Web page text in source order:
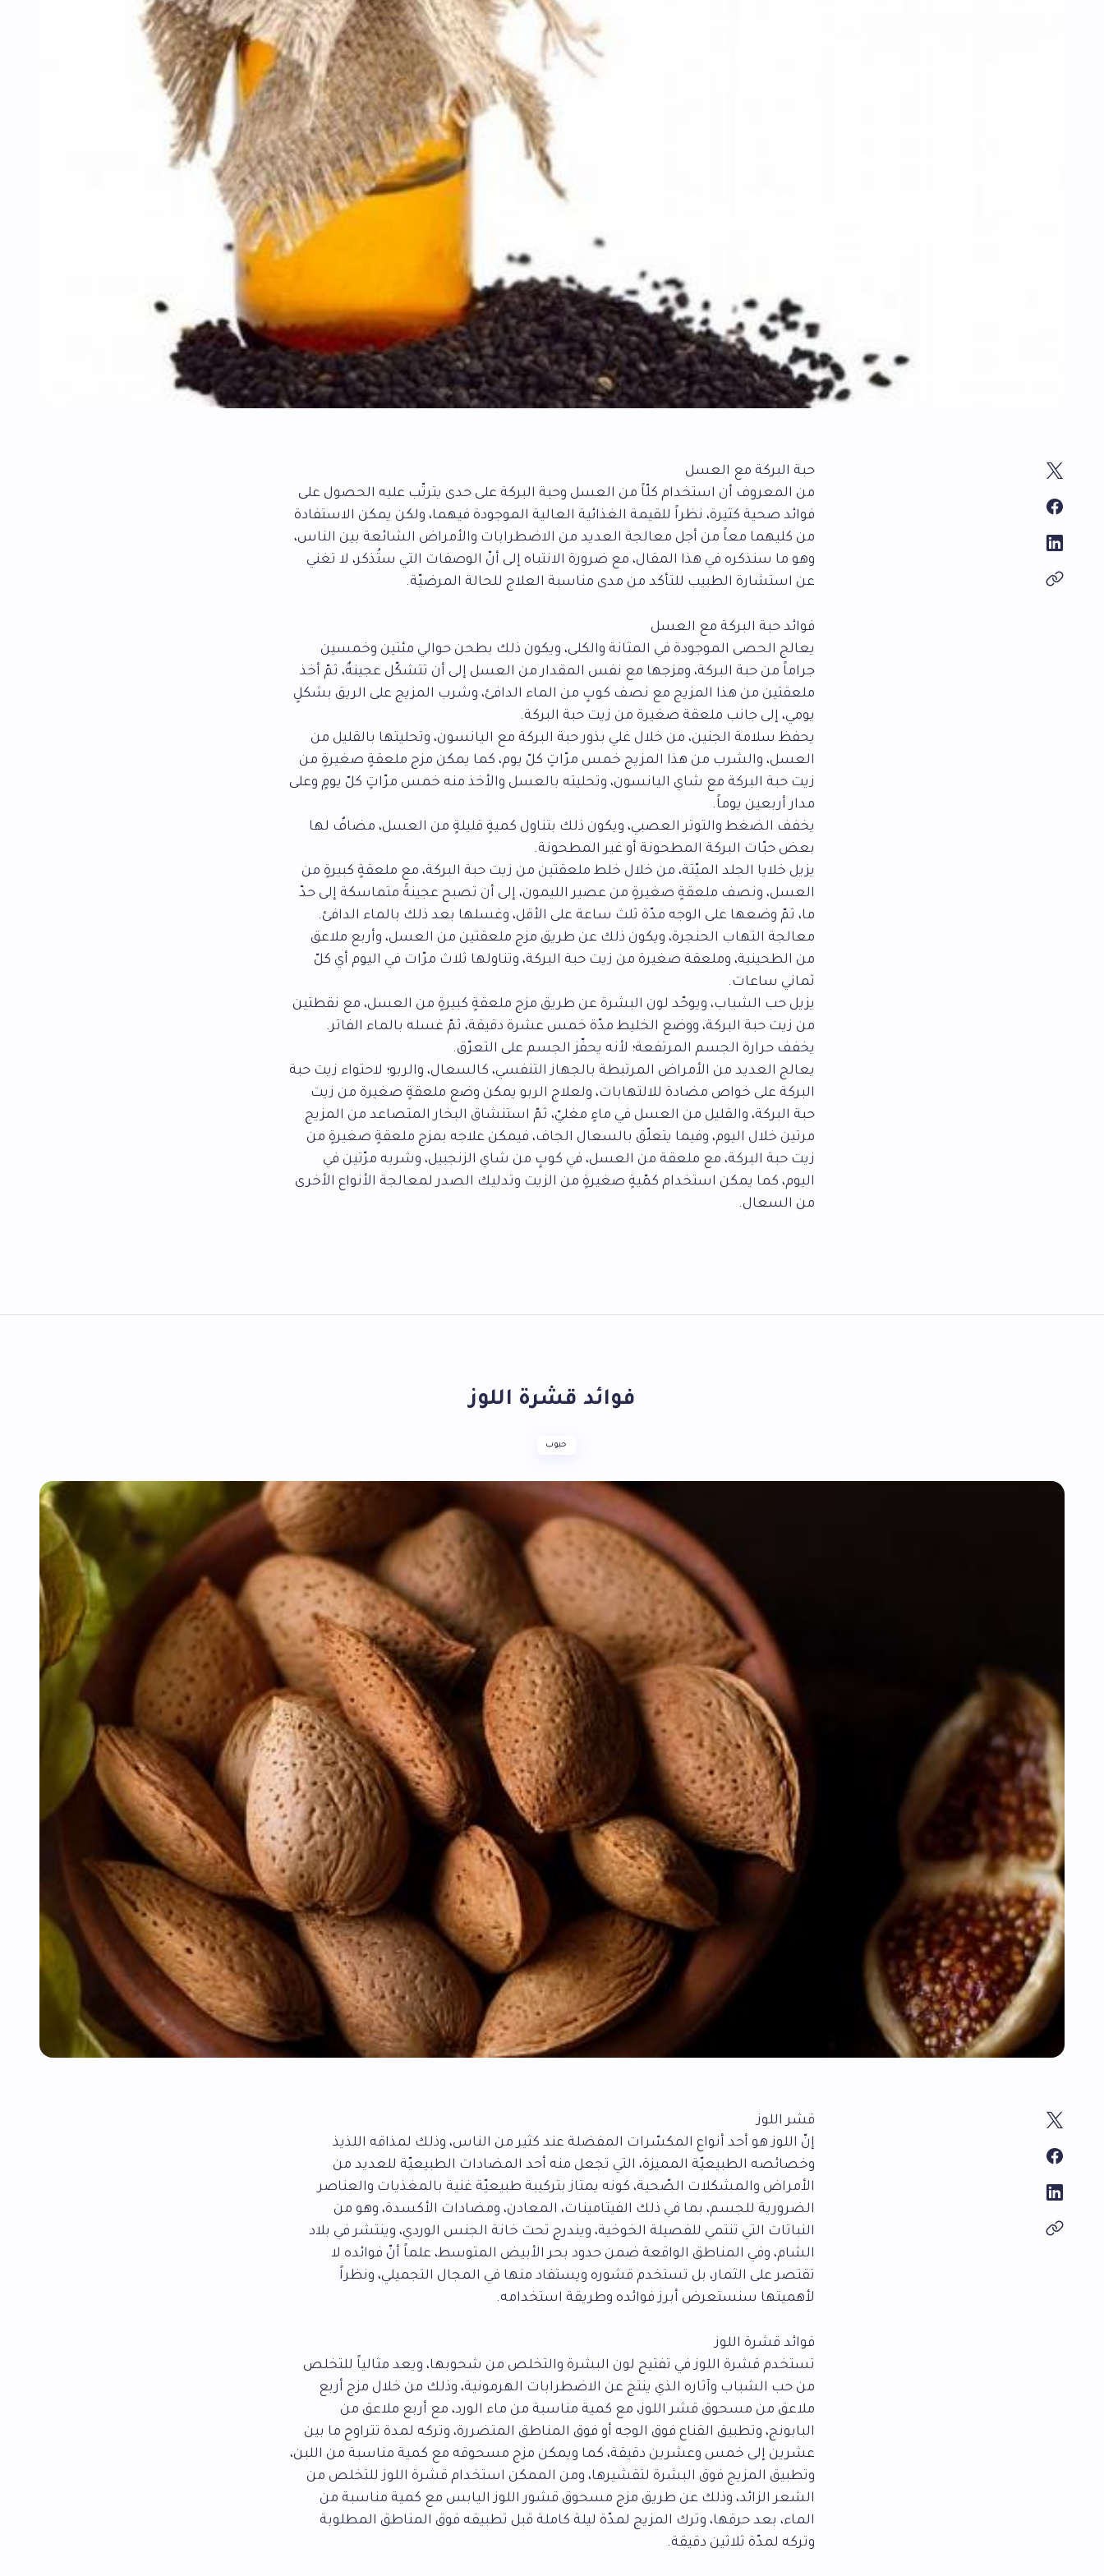
حبة البركة مع العسل
من المعروف أن استخدام كلّاً من العسل وحبة البركة على حدى يترتّب عليه الحصول على
فوائد صحية كثيرة، نظراً للقيمة الغذائية العالية الموجودة فيهما، ولكن يمكن الاستفادة
من كليهما معاً من أجل معالجة العديد من الاضطرابات والأمراض الشائعة بين الناس،
وهو ما سنذكره في هذا المقال، مع ضرورة الانتباه إلى أنّ الوصفات التي ستُذكر، لا تغني
عن استشارة الطبيب للتأكد من مدى مناسبة العلاج للحالة المرضيّة.
فوائد حبة البركة مع العسل
يعالج الحصى الموجودة في المثانة والكلى، ويكون ذلك بطحن حوالي مئتين وخمسين
جراماً من حبة البركة، ومزجها مع نفس المقدار من العسل إلى أن تتشكّل عجينةٌ، ثمّ أخذ
ملعقتين من هذا المزيج مع نصف كوبٍ من الماء الدافئ، وشرب المزيج على الريق بشكلٍ
يومي، إلى جانب ملعقة صغيرة من زيت حبة البركة.
يحفظ سلامة الجنين، من خلال غلي بذور حبة البركة مع اليانسون، وتحليتها بالقليل من
العسل، والشرب من هذا المزيج خمس مرّاتٍ كلّ يوم، كما يمكن مزج ملعقةٍ صغيرةٍ من
زيت حبة البركة مع شاي اليانسون، وتحليته بالعسل والأخذ منه خمس مرّاتٍ كلّ يومٍ وعلى
مدار أربعين يوماً.
يخفف الضغط والتوتر العصبي، ويكون ذلك بتناول كميةٍ قليلةٍ من العسل، مضافٌ لها
بعض حبّات البركة المطحونة أو غير المطحونة.
يزيل خلايا الجلد الميّتة، من خلال خلط ملعقتين من زيت حبة البركة، مع ملعقةٍ كبيرةٍ من
العسل، ونصف ملعقةٍ صغيرةٍ من عصير الليمون، إلى أن تصبح عجينةً متماسكة إلى حدّ
ما، ثمّ وضعها على الوجه مدّة ثلث ساعة على الأقل، وغسلها بعد ذلك بالماء الدافئ.
معالجة التهاب الحنجرة، ويكون ذلك عن طريق مزج ملعقتين من العسل، وأربع ملاعق
من الطحينية، وملعقة صغيرة من زيت حبة البركة، وتناولها ثلاث مرّات في اليوم أي كلّ
ثماني ساعات.
يزيل حب الشباب، ويوحّد لون البشرة عن طريق مزج ملعقةٍ كبيرةٍ من العسل، مع نقطتين
من زيت حبة البركة، ووضع الخليط مدّة خمس عشرة دقيقة، ثمّ غسله بالماء الفاتر.
يخفف حرارة الجسم المرتفعة؛ لأنه يحفّز الجسم على التعرّق.
يعالج العديد من الأمراض المرتبطة بالجهاز التنفسي، كالسعال، والربو؛ لاحتواء زيت حبة
البركة على خواص مضادة للالتهابات، ولعلاج الربو يمكن وضع ملعقةٍ صغيرة من زيت
حبة البركة، والقليل من العسل في ماءٍ مغليّ، ثمّ استنشاق البخار المتصاعد من المزيج
مرتين خلال اليوم، وفيما يتعلّق بالسعال الجاف، فيمكن علاجه بمزج ملعقةٍ صغيرةٍ من
زيت حبة البركة، مع ملعقة من العسل، في كوبٍ من شاي الزنجبيل، وشربه مرّتين في
اليوم، كما يمكن استخدام كمّيةٍ صغيرةٍ من الزيت وتدليك الصدر لمعالجة الأنواع الأخرى
من السعال.
فوائد قشرة اللوز
حبوب
قشر اللوز
إنّ اللوز هو أحد أنواع المكسّرات المفضلة عند كثير من الناس، وذلك لمذاقه اللذيذ
وخصائصه الطبيعيّة المميزة، التي تجعل منه أحد المضادات الطبيعيّة للعديد من
الأمراض والمشكلات الصّحية، كونه يمتاز بتركيبة طبيعيّة غنية بالمغذيات والعناصر
الضرورية للجسم، بما في ذلك الفيتامينات، المعادن، ومضادات الأكسدة، وهو من
النباتات التي تنتمي للفصيلة الخوخية، ويندرج تحت خانة الجنس الوردي، وينتشر في بلاد
الشام، وفي المناطق الواقعة ضمن حدود بحر الأبيض المتوسط، علماً أنّ فوائده لا
تقتصر على الثمار، بل تستخدم قشوره ويستفاد منها في المجال التجميلي، ونظراً
لأهميتها سنستعرض أبرز فوائده وطريقة استخدامه.
فوائد قشرة اللوز
تستخدم قشرة اللوز في تفتيح لون البشرة والتخلص من شحوبها، ويعد مثالياً للتخلص
من حب الشباب وآثاره الذي ينتج عن الاضطرابات الهرمونية، وذلك من خلال مزج أربع
ملاعق من مسحوق قشر اللوز، مع كمية مناسبة من ماء الورد، مع أربع ملاعق من
البابونج، وتطبيق القناع فوق الوجه أو فوق المناطق المتضررة، وتركه لمدة تتراوح ما بين
عشرين إلى خمس وعشرين دقيقة، كما ويمكن مزج مسحوقه مع كمية مناسبة من اللبن،
وتطبيق المزيج فوق البشرة لتقشيرها، ومن الممكن استخدام قشرة اللوز للتخلص من
الشعر الزائد، وذلك عن طريق مزج مسحوق قشور اللوز اليابس مع كمية مناسبة من
الماء، بعد حرقها، وترك المزيج لمدّة ليلة كاملة قبل تطبيقه فوق المناطق المطلوبة
وتركه لمدّة ثلاثين دقيقة.